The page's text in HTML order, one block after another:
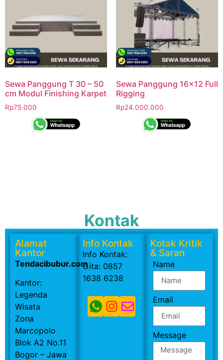
Sewa Panggung T 30 – 50
cm Modul Finishing Karpet
Rp75.000
Sewa Panggung 16×12 Full
Rigging
Rp24.000.000
Kontak
Alamat
Kantor
Tendacibubur.com
Kantor:
Legenda
Wisata
Zona
Marcopolo
Blok A2 No.11
Bogor – Jawa
Info Kontak
Info Kontak:
Gita: 0857
1638 6238
Kotak Kritik
& Saran
Name
Email
Message